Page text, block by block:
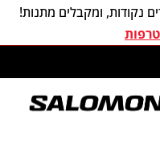
נקודות, ומקבלים מתנות!